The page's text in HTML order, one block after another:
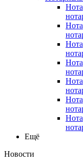
Ещё
Новости